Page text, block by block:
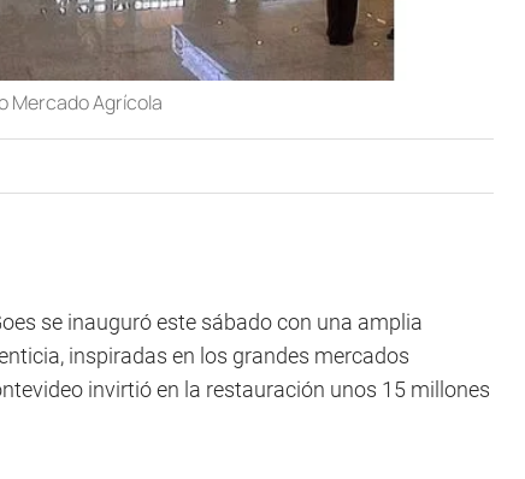
Mercado Agrícola
se inauguró este sábado con una amplia
inspiradas en los grandes mercados
invirtió en la restauración unos 15 millones